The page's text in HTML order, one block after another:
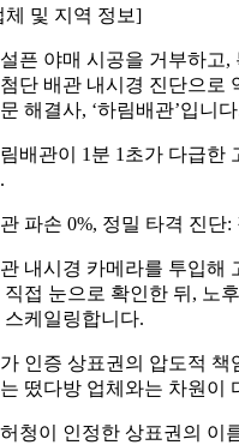
체 및 지역 정보]
픈 야매 시공을 거부하고
단 배관 내시경 진단으로
해결사, ‘하림배관’입니
배관이 1분 1초가 다급한
파손 0%, 정밀 타격 진단
내시경 카메라를 투입해
직접 눈으로 확인한 뒤, 노
스케일링합니다.
인증 상표권의 압도적
떴다방 업체와는 차원이
청이 인정한 상표권의 이